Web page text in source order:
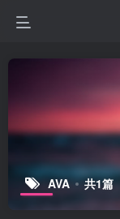
AVA 共1篇